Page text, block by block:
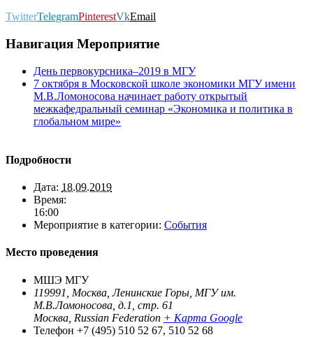
TwitterTelegramPinterestVkEmail
Навигация Мероприятие
День первокурсника–2019 в МГУ
7 октября в Московской школе экономики МГУ имени
М.В.Ломоносова начинает работу открытый
межкафедральный семинар «Экономика и политика в
глобальном мире»
Подробности
Дата: 18.09.2019
Время:
16:00
Мероприятие в категории: События
Место проведения
МШЭ МГУ
119991, Москва, Ленинские Горы, МГУ им.
М.В.Ломоносова, д.1, стр. 61
Москва Russian Federation + Карта Google
Телефон +7 (495) 510 52 67, 510 52 68